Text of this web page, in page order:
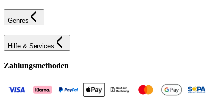
Genres
Hilfe & Services
Zahlungsmethoden